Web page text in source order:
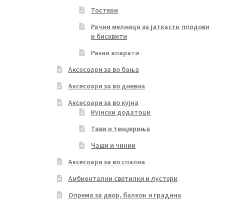
Тостери
Рачни мелници за јаткасти плодови
и бисквити
Разни апарати
Аксесоари за во бања
Аксесоари за во дневна
Аксесоари за во кујна
Кујнски додатоци
Тави и тенџериња
Чаши и чинии
Аксесоари за во спална
Амбиентални светилки и лустери
Опрема за двор, балкон и градина